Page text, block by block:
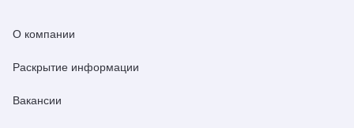
О компании
Раскрытие информации
Вакансии